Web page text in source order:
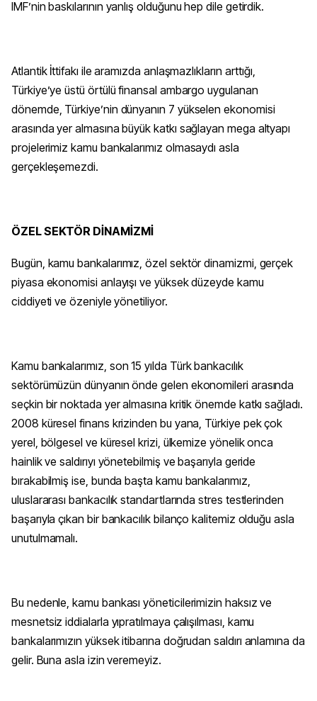
IMF’nin baskılarının yanlış olduğunu hep dile getirdik.
Atlantik İttifakı ile aramızda anlaşmazlıkların arttığı,
Türkiye’ye üstü örtülü finansal ambargo uygulanan
dönemde, Türkiye’nin dünyanın 7 yükselen ekonomisi
arasında yer almasına büyük katkı sağlayan mega altyapı
projelerimiz kamu bankalarımız olmasaydı asla
gerçekleşemezdi.
ÖZEL SEKTÖR DİNAMİZMİ
Bugün, kamu bankalarımız, özel sektör dinamizmi, gerçek
piyasa ekonomisi anlayışı ve yüksek düzeyde kamu
ciddiyeti ve özeniyle yönetiliyor.
Kamu bankalarımız, son 15 yılda Türk bankacılık
sektörümüzün dünyanın önde gelen ekonomileri arasında
seçkin bir noktada yer almasına kritik önemde katkı sağladı.
2008 küresel finans krizinden bu yana, Türkiye pek çok
yerel, bölgesel ve küresel krizi, ülkemize yönelik onca
hainlik ve saldırıyı yönetebilmiş ve başarıyla geride
bırakabilmiş ise, bunda başta kamu bankalarımız,
uluslararası bankacılık standartlarında stres testlerinden
başarıyla çıkan bir bankacılık bilanço kalitemiz olduğu asla
unutulmamalı.
Bu nedenle, kamu bankası yöneticilerimizin haksız ve
mesnetsiz iddialarla yıpratılmaya çalışılması, kamu
bankalarımızın yüksek itibarına doğrudan saldırı anlamına da
gelir. Buna asla izin veremeyiz.